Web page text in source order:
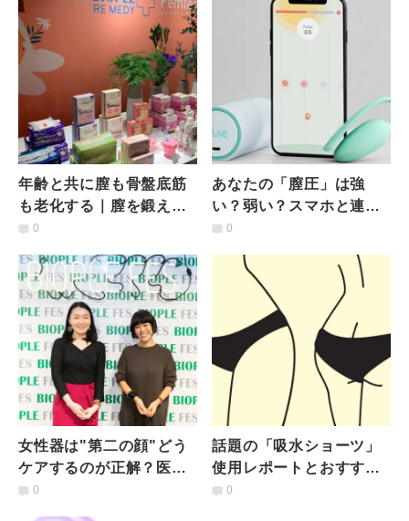
か
年齢と共に膣も骨盤底筋
も老化する｜膣を鍛える
画期的なフェムテックア
0
あなたの「膣圧」は強
い？弱い？スマホと連動
して測定できる最先端膣
0
女性器は"第二の顔"どう
ケアするのが正解？医師
とビューティディレクタ
0
話題の「吸水ショーツ」
使用レポートとおすすめ
の使い方
0